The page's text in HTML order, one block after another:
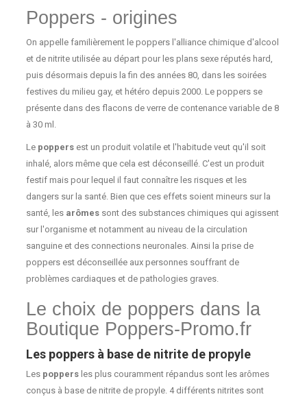
Poppers - origines
On appelle familièrement le poppers l'alliance chimique d'alcool
et de nitrite utilisée au départ pour les plans sexe réputés hard,
puis désormais depuis la fin des années 80, dans les soirées
festives du milieu gay, et hétéro depuis 2000. Le poppers se
présente dans des flacons de verre de contenance variable de 8
à 30 ml.
Le poppers est un produit volatile et l'habitude veut qu'il soit
inhalé, alors même que cela est déconseillé. C'est un produit
festif mais pour lequel il faut connaître les risques et les
dangers sur la santé. Bien que ces effets soient mineurs sur la
santé, les arômes sont des substances chimiques qui agissent
sur l'organisme et notamment au niveau de la circulation
sanguine et des connections neuronales. Ainsi la prise de
poppers est déconseillée aux personnes souffrant de
problèmes cardiaques et de pathologies graves.
Le choix de poppers dans la
Boutique Poppers-Promo.fr
Les poppers à base de nitrite de propyle
Les poppers les plus couramment répandus sont les arômes
conçus à base de nitrite de propyle. 4 différents nitrites sont